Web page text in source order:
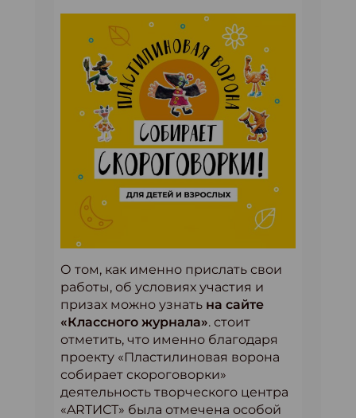
О том, как именно прислать свои
работы, об условиях участия и
призах можно узнать на сайте
«Классного журнала». стоит
отметить, что именно благодаря
проекту «Пластилиновая ворона
собирает скороговорки»
деятельность творческого центра
«ARTИСТ» была отмечена особой